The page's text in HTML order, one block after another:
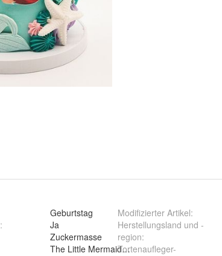
Geburtstag
:
Ja
Zuckermasse
The Little Mermaid Ariel
Modifizierter Artikel:
Herstellungsland und -
region:
Tortenaufleger-